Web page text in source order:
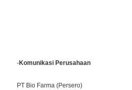
-Komunikasi Perusahaan
PT Bio Farma (Persero)